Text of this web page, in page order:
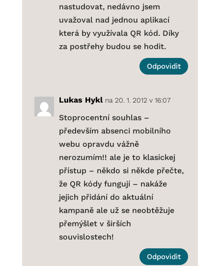
nastudovat, nedávno jsem
uvažoval nad jednou aplikací
která by využívala QR kód. Díky
za postřehy budou se hodit.
Odpovìdìt
Lukas Hykl na 20. 1. 2012 v 16:07
Stoprocentní souhlas –
především absenci mobilního
webu opravdu vážně
nerozumím!! ale je to klasickej
přístup – někdo si někde přečte,
že QR kódy fungují – nakáže
jejich přidání do aktuální
kampaně ale už se neobtěžuje
přemýšlet v širších
souvislostech!
Odpovìdìt